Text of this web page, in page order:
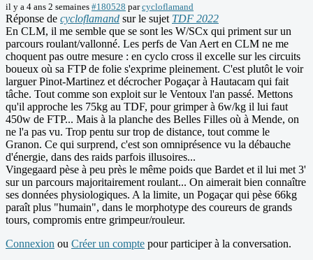
il y a 4 ans 2 semaines #180528 parcycloflamand
Réponse de cycloflamand sur le sujet TDF 2022
En CLM, il me semble que se sont les W/SCx qui priment sur un
parcours roulant/vallonné. Les perfs de Van Aert en CLM ne me
choquent pas outre mesure : en cyclo cross il excelle sur les circuits
boueux où sa FTP de folie s'exprime pleinement. C'est plutôt le voir
larguer Pinot-Martinez et décrocher Pogaçar à Hautacam qui fait
tâche. Tout comme son exploit sur le Ventoux l'an passé. Mettons
qu'il approche les 75kg au TDF, pour grimper à 6w/kg il lui faut
450w de FTP... Mais à la planche des Belles Filles où à Mende, on
ne l'a pas vu. Trop pentu sur trop de distance, tout comme le
Granon. Ce qui surprend, c'est son omniprésence vu la débauche
d'énergie, dans des raids parfois illusoires...
Vingegaard pèse à peu près le même poids que Bardet et il lui met 3'
sur un parcours majoritairement roulant... On aimerait bien connaître
ses données physiologiques. A la limite, un Pogaçar qui pèse 66kg
paraît plus "humain", dans le morphotype des coureurs de grands
tours, compromis entre grimpeur/rouleur.
Connexion ou Créer un compte pour participer à la conversation.